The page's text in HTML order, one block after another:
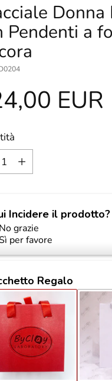
Pendenti a
EUR
Incidere il prodotto?
No grazie
per favore
Regalo